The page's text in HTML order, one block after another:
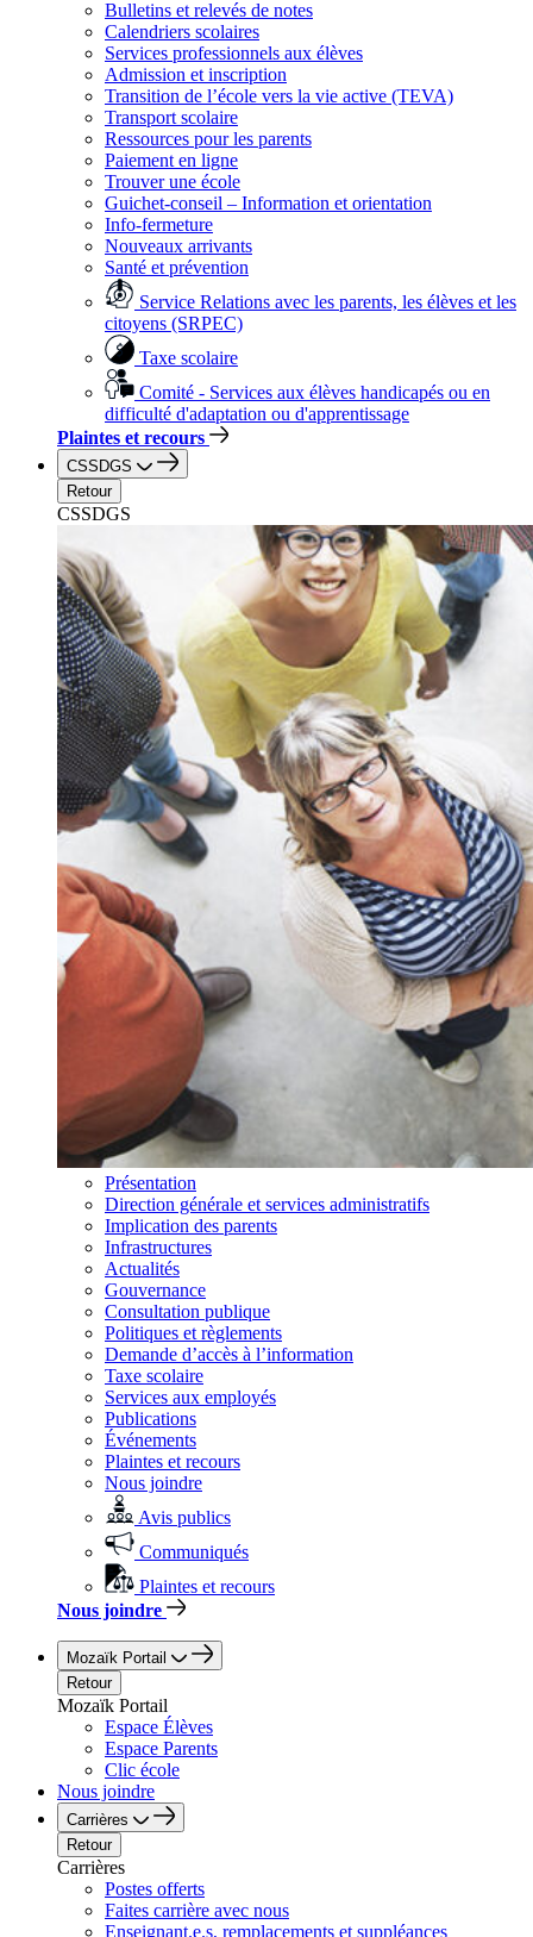
Bulletins et relevés de notes
Calendriers scolaires
Services professionnels aux élèves
Admission et inscription
Transition de l’école vers la vie active (TEVA)
Transport scolaire
Ressources pour les parents
Paiement en ligne
Trouver une école
Guichet-conseil – Information et orientation
Info-fermeture
Nouveaux arrivants
Santé et prévention
Service Relations avec les parents, les élèves et les
citoyens (SRPEC)
Taxe scolaire
Comité - Services aux élèves handicapés ou en
difficulté d'adaptation ou d'apprentissage
Plaintes et recours
CSSDGS
Retour
CSSDGS
Présentation
Direction générale et services administratifs
Implication des parents
Infrastructures
Actualités
Gouvernance
Consultation publique
Politiques et règlements
Demande d’accès à l’information
Taxe scolaire
Services aux employés
Publications
Événements
Plaintes et recours
Nous joindre
Avis publics
Communiqués
Plaintes et recours
Nous joindre
Mozaïk Portail
Retour
Mozaïk Portail
Espace Élèves
Espace Parents
Clic école
Nous joindre
Carrières
Retour
Carrières
Postes offerts
Faites carrière avec nous
Enseignant.e.s, remplacements et suppléances